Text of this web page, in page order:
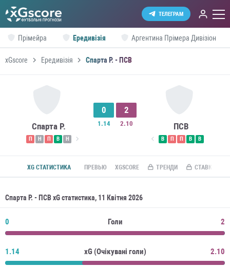
ТЕЛЕГРАМ
Прімейра Ередивізія Аргентина Прімера Дивізіон
xGscore Ередивізія Спарта Р. - ПСВ
Спарта Р.
П Н П В Н
0
1.14
2
2.10 ПСВ
В П П В В
XG СТАТИСТИКА ПРЕВЬЮ XGSCORE ТРЕНДИ СТАВКИ ПО
Спарта Р. - ПСВ xG статистика, 11 Квітня 2026
0 Голи 2
1.14 xG (Очікувані голи) 2.10